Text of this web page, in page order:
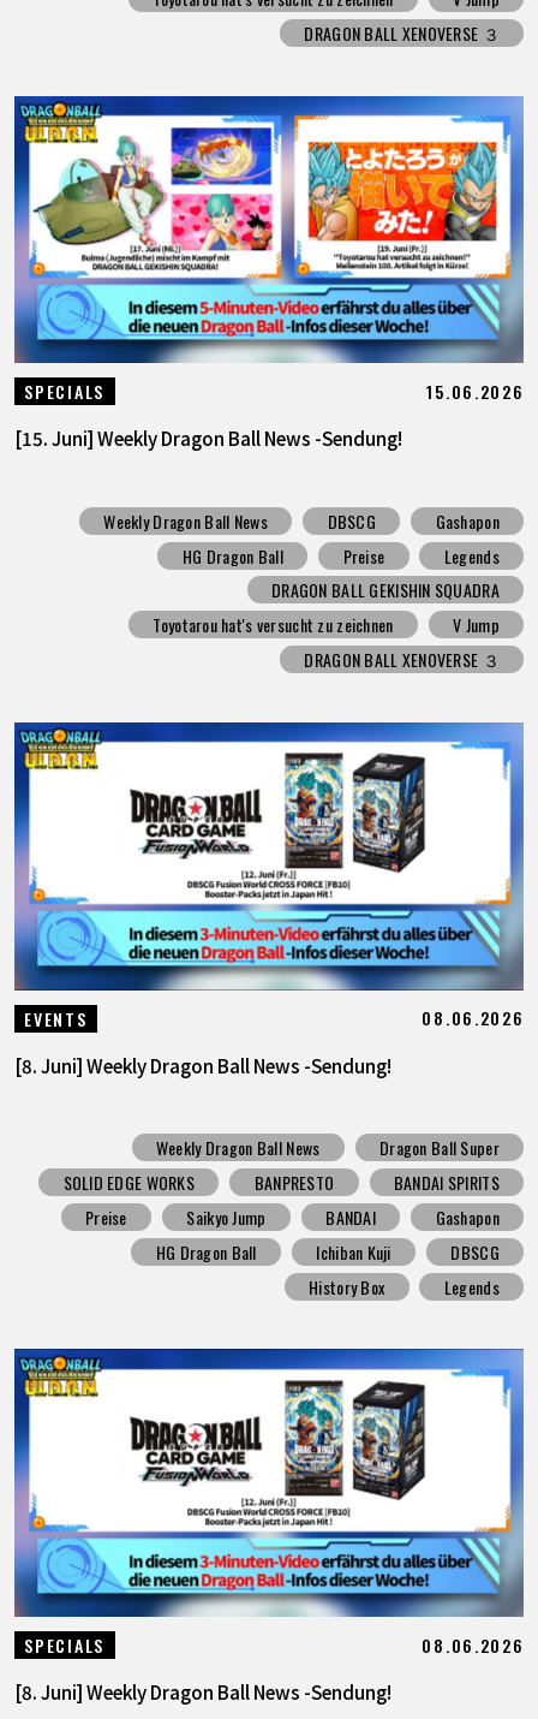
DRAGON BALL XENOVERSE ３
SPECIALS 15.06.2026
[15. Juni] Weekly Dragon Ball News -Sendung!
Weekly Dragon Ball News DBSCG
Gashapon
HG Dragon Ball
Preise
Legends
DRAGON BALL GEKISHIN SQUADRA
Toyotarou hat's versucht zu zeichnen
V Jump
DRAGON BALL XENOVERSE ３
EVENTS 08.06.2026
[8. Juni] Weekly Dragon Ball News -Sendung!
Weekly Dragon Ball News
Dragon Ball Super
SOLID EDGE WORKS
BANPRESTO
BANDAI SPIRITS
Preise
Saikyo Jump BANDAI
Gashapon
HG Dragon Ball
Ichiban Kuji
DBSCG
History Box
Legends
SPECIALS 08.06.2026
[8. Juni] Weekly Dragon Ball News -Sendung!